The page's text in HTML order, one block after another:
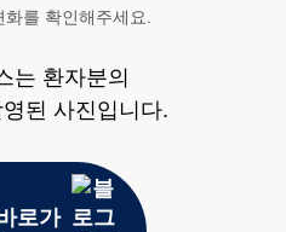
를 확인해주세요.
는 환자분의
된 사진입니다.
로가